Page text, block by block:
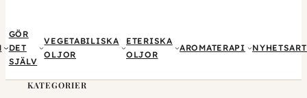
GÖR
DET
SJÄLV
VEGETABILISKA
OLJOR
ETERISKA
OLJOR
AROMATERAPI
KATEGORIER